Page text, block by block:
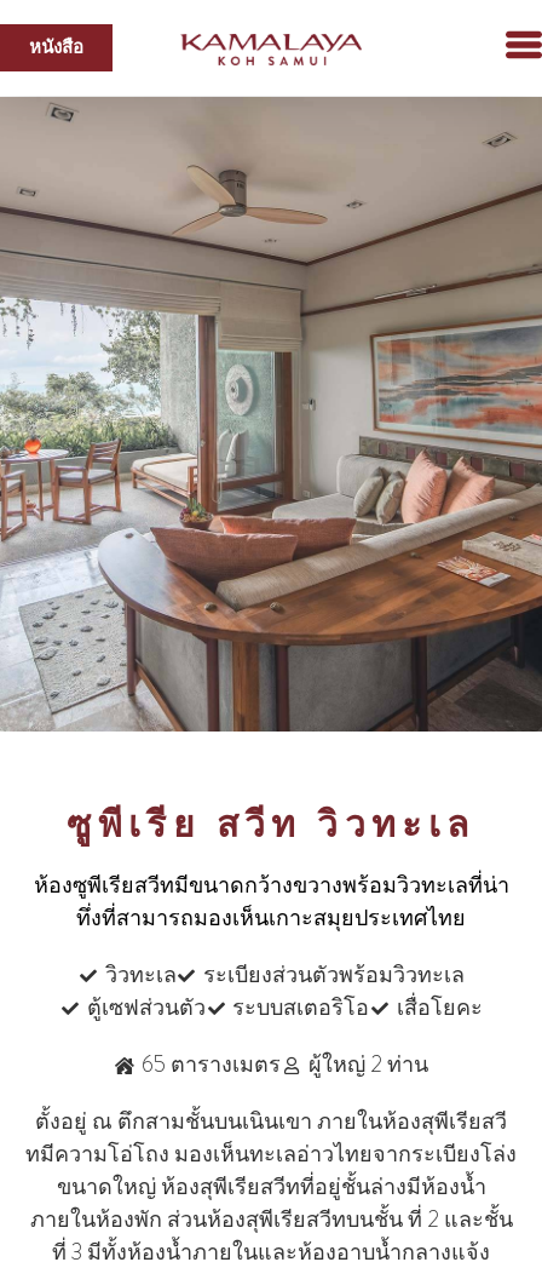
หนังสือ
ซูพีเรีย สวีท วิวทะเล
ห้องซูพีเรียสวีทมีขนาดกว้างขวางพร้อมวิวทะเลที่น่า
ทึ่งที่สามารถมองเห็นเกาะสมุยประเทศไทย
วิวทะเล
ระเบียงส่วนตัวพร้อมวิวทะเล
ตู้เซฟส่วนตัว
ระบบสเตอริโอ
เสื่อโยคะ
65 ตารางเมตร
ผู้ใหญ่ 2 ท่าน
ตั้งอยู่ ณ ตึกสามชั้นบนเนินเขา ภายในห้องสุพีเรียสวี
ทมีความโอ่โถง มองเห็นทะเลอ่าวไทยจากระเบียงโล่ง
ขนาดใหญ่ ห้องสุพีเรียสวีทที่อยู่ชั้นล่างมีห้องน้ำ
ภายในห้องพัก ส่วนห้องสุพีเรียสวีทบนชั้น ที่ 2 และชั้น
ที่ 3 มีทั้งห้องน้ำภายในและห้องอาบน้ำกลางแจ้ง